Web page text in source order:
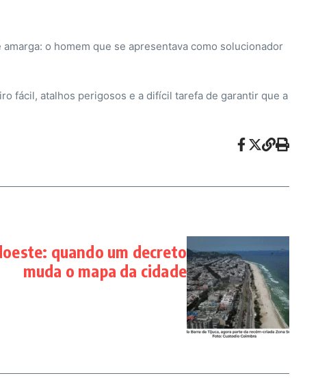
o homem que se apresentava como solucionador
fácil, atalhos perigosos e a difícil tarefa de garantir que a
quando um decreto
muda o mapa da cidade